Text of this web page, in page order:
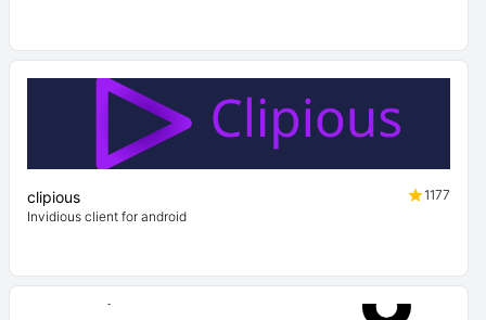
clipious
1177
Invidious client for android